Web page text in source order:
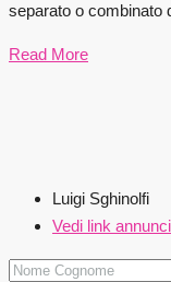
separato o combinato
Read More
Luigi Sghinolfi
Vedi link annunci